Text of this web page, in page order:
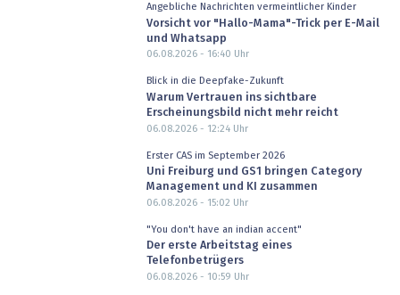
Angebliche Nachrichten vermeintlicher Kinder
Vorsicht vor "Hallo-Mama"-Trick per E-Mail
und Whatsapp
06.08.2026 - 16:40 Uhr
Blick in die Deepfake-Zukunft
Warum Vertrauen ins sichtbare
Erscheinungsbild nicht mehr reicht
06.08.2026 - 12:24Uhr
Erster CAS im September 2026
Uni Freiburg und GS1 bringen Category
Management und KI zusammen
06.08.2026 - 15:02 Uhr
"You don't have an indian accent"
Der erste Arbeitstag eines
Telefonbetrügers
06.08.2026 - 10:59 Uhr